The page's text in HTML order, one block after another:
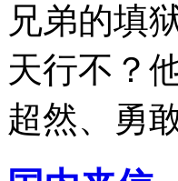
兄弟的填
天行不？
超然、勇